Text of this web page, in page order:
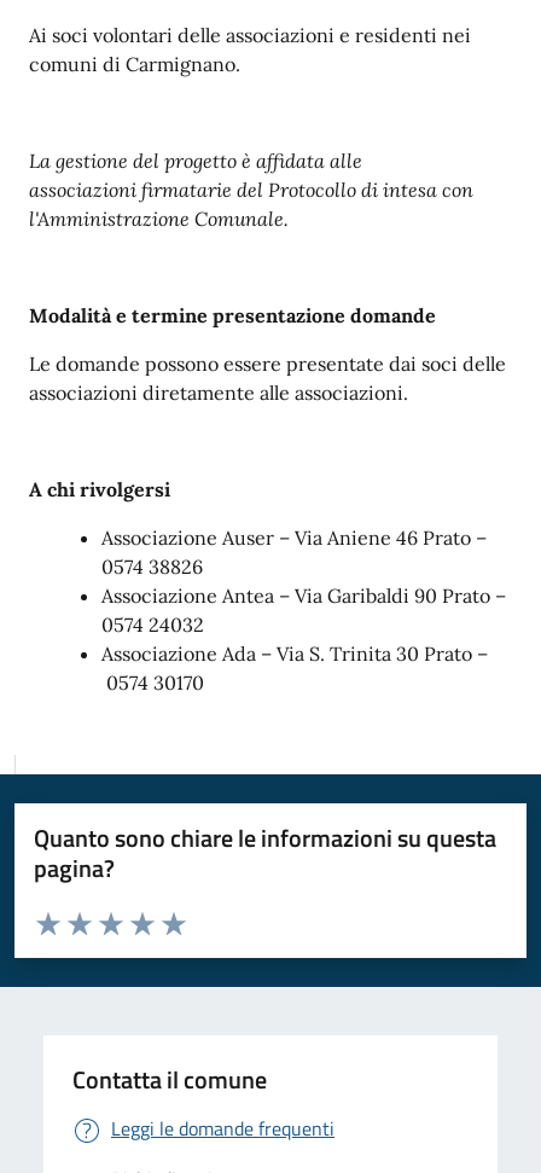
Ai soci volontari delle associazioni e residenti nei
comuni di Carmignano.
La gestione del progetto è affidata alle
associazioni firmatarie del Protocollo di intesa con
l'Amministrazione Comunale.
Modalità e termine presentazione domande
Le domande possono essere presentate dai soci delle
associazioni diretamente alle associazioni.
A chi rivolgersi
Associazione Auser – Via Aniene 46 Prato –
0574 38826
Associazione Antea – Via Garibaldi 90 Prato –
0574 24032
Associazione Ada – Via S. Trinita 30 Prato –
0574 30170
Quanto sono chiare le informazioni su questa
pagina?
Valuta da 1 a 5 stelle la pagina
Valuta 5 stelle su 5
Valuta 4 stelle su 5
Valuta 3 stelle su 5
Valuta 2 stelle su 5
Valuta 1 stelle su 5
Contatta il comune
Leggi le domande frequenti